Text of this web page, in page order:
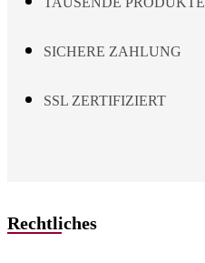
SICHERE ZAHLUNG
SSL ZERTIFIZIERT
Rechtliches